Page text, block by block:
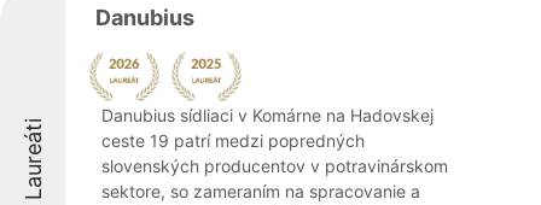
Laureáti
Danubius
Danubius sídliaci v Komárne na Hadovskej
ceste 19 patrí medzi popredných
slovenských producentov v potravinárskom
sektore, so zameraním na spracovanie a